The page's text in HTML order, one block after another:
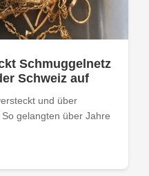
Schmuggelnetz
Schweiz auf
und über
gelangten über Jahre